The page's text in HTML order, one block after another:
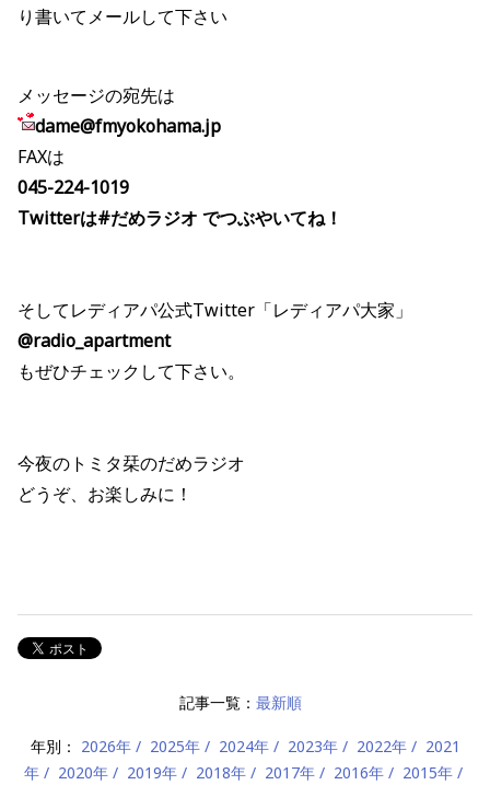
り書いてメールして下さい
メッセージの宛先は
dame@fmyokohama.jp
FAXは
045-224-1019
Twitterは#だめラジオ でつぶやいてね！
そしてレディアパ公式Twitter「レディアパ大家」
@radio_apartment
もぜひチェックして下さい。
今夜のトミタ栞のだめラジオ
どうぞ、お楽しみに！
記事一覧： 最新順
年別： 2026年 2025年 2024年 2023年 2022年
2021
年
2020年 2019年 2018年 2017年 2016年
2015年